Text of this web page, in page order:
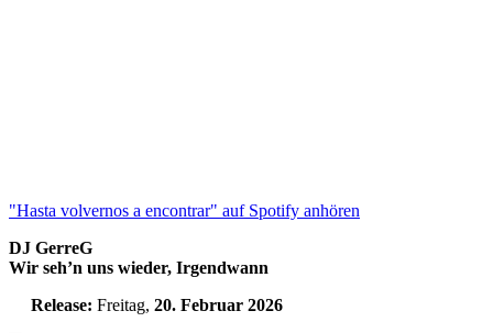
"Hasta volvernos a encontrar" auf Spotify anhören
DJ GerreG
Wir seh’n uns wieder, Irgendwann
Release: Freitag, 20. Februar 2026